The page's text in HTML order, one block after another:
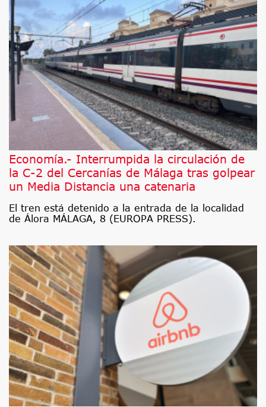
Economía.- Interrumpida la circulación de
la C-2 del Cercanías de Málaga tras golpear
un Media Distancia una catenaria
El tren está detenido a la entrada de la localidad
de Álora MÁLAGA, 8 (EUROPA PRESS).